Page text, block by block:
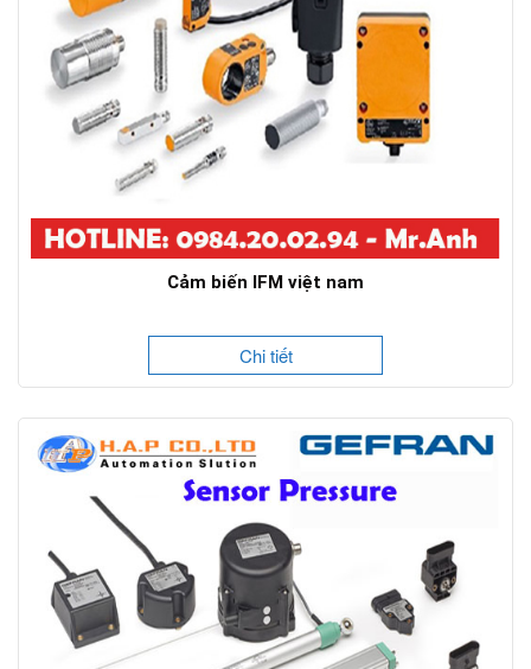
Cảm biến IFM việt nam
Chi tiết